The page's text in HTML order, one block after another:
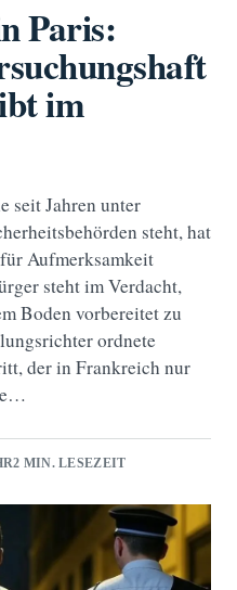
Paris:
im
seit Jahren unter
steht, hat
Aufmerksamkeit
steht im Verdacht,
Boden vorbereitet zu
ordnete
der in Frankreich nur
2 MIN. LESEZEIT